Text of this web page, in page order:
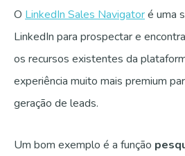
O LinkedIn Sales Navigatoré uma
LinkedIn para prospectar e
os recursos existentes da
experiência muito mais premium
geração de leads.
Um bom exemplo é a função